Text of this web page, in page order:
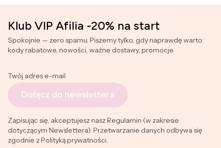
Klub VIP Afilia -20% na start
Spokojnie — zero spamu. Piszemy tylko, gdy naprawdę warto:
kody rabatowe, nowości, ważne dostawy, promocje.
Twój adres e-mail
Dołącz do newslettera
Zapisując się, akceptujesz nasz Regulamin (w zakresie
dotyczącym Newslettera). Przetwarzanie danych odbywa się
zgodnie z Polityką prywatności.